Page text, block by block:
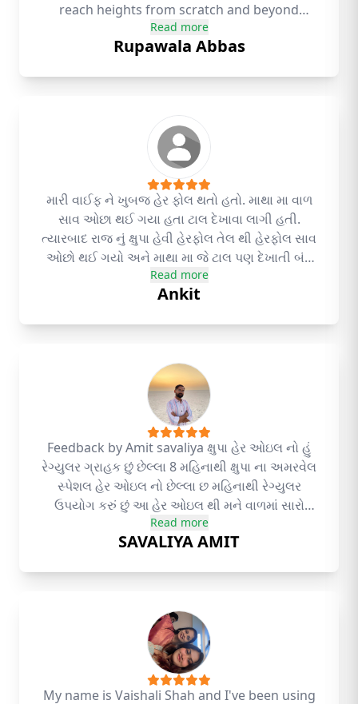
reach heights from scratch and beyond
simply amazing Using khsupa hairoil from
the very first day this guy posted on social
Read more
Rupawala Abbas
મારી વાઈફ ને ખુબજ હેર ફોલ થતો હતો. માથા મા વાળ
સાવ ઓછા થઈ ગયા હતા ટાલ દેખાવા લાગી હતી.
ત્યારબાદ રાજ નું ક્ષુપા હેવી હેરફોલ તેલ થી હેરફોલ સાવ
ઓછો થઈ ગયો અને માથા મા જે ટાલ પણ દેખાતી બંધ
થઈ ગઈ
Read more
Ankit
Feedback by Amit savaliya ક્ષુપા હેર ઓઇલ નો હું
રેગ્યુલર ગ્રાહક છું છેલ્લા 8 મહિનાથી ક્ષુપા ના અમરવેલ
સ્પેશલ હેર ઓઇલ નો છેલ્લા છ મહિનાથી રેગ્યુલર
ઉપયોગ કરું છું આ હેર ઓઇલ થી મને વાળમાં સારો
એવો ગ્રોથ છે પેલા મારા માથા પર સાવ ટાલ હતી આજે
છ મહિનાની અંદર એમાં સારું એવું રીઝલ્ટ મળ્યું છે
ઓઇલનો અને ટેબલેટ નો ઉપયોગ કર્યો છે તેનાથી
રીઝલ્ટ ફટાફટ મળી જાય છે પરંતુ તે દવા શરૂઆત
રાખી એ એટલો ટાઈમ જ વાળ રહે છે અને પછી એકા
એકવાર બધા જ ખરી જાય છે જેમ પહેલા ટાલ હોય
એવી જ ટાલ થઈ જતી હતી પરંતુ ક્ષુપા સ્પેશલ
Read more
SAVALIYA AMIT
My name is Vaishali Shah and I've been using